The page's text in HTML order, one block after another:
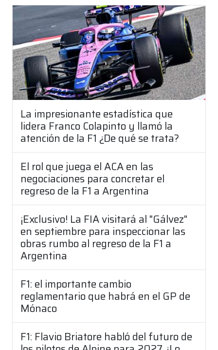
La impresionante estadística que
lidera Franco Colapinto y llamó la
atención de la F1 ¿De qué se trata?
El rol que juega el ACA en las
negociaciones para concretar el
regreso de la F1 a Argentina
¡Exclusivo! La FIA visitará al "Gálvez"
en septiembre para inspeccionar las
obras rumbo al regreso de la F1 a
Argentina
F1: el importante cambio
reglamentario que habrá en el GP de
Mónaco
F1: Flavio Briatore habló del futuro de